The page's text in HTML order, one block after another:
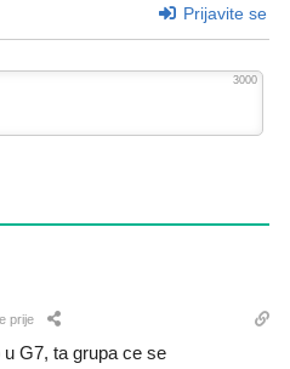
Prijavite se
3000
prije
G7, ta grupa ce se